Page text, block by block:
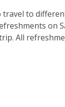
to
on
All